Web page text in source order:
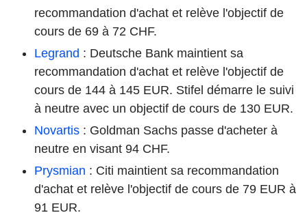
recommandation d'achat et relève l'objectif de
cours de 69 à 72 CHF.
Legrand : Deutsche Bank maintient sa
recommandation d'achat et relève l'objectif de
cours de 144 à 145 EUR. Stifel démarre le suivi
à neutre avec un objectif de cours de 130 EUR.
Novartis : Goldman Sachs passe d'acheter à
neutre en visant 94 CHF.
Prysmian : Citi maintient sa recommandation
d'achat et relève l'objectif de cours de 79 EUR à
91 EUR.